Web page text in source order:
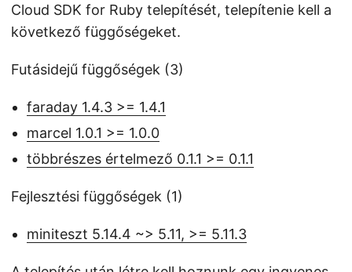
Cloud SDK for Ruby telepítését, telepítenie kell a
következő függőségeket.
Futásidejű függőségek (3)
faraday 1.4.3 >= 1.4.1
marcel 1.0.1 >= 1.0.0
többrészes értelmező 0.1.1 >= 0.1.1
Fejlesztési függőségek (1)
miniteszt 5.14.4 ~> 5.11, >= 5.11.3